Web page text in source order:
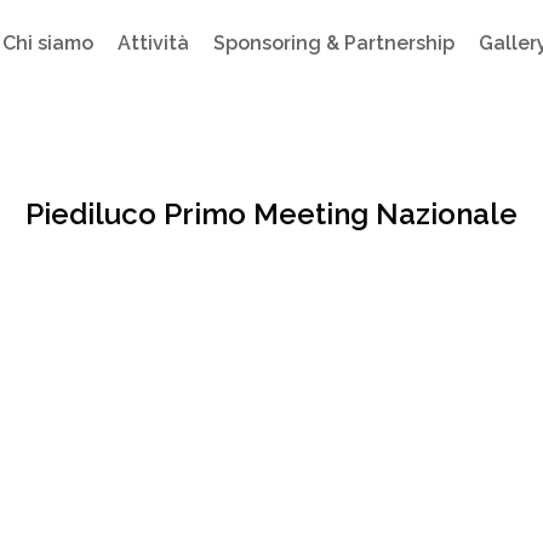
Chi siamo Attività Sponsoring & Partnership
Piediluco Primo Meeting Nazionale